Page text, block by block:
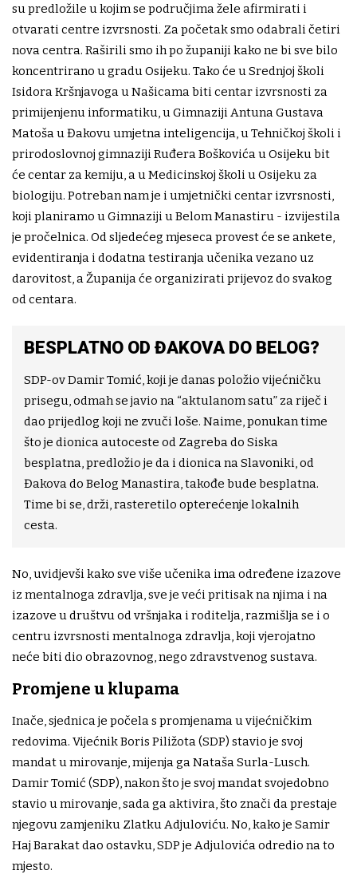
su predložile u kojim se područjima žele afirmirati i
otvarati centre izvrsnosti. Za početak smo odabrali četiri
nova centra. Raširili smo ih po županiji kako ne bi sve bilo
koncentrirano u gradu Osijeku. Tako će u Srednjoj školi
Isidora Kršnjavoga u Našicama biti centar izvrsnosti za
primijenjenu informatiku, u Gimnaziji Antuna Gustava
Matoša u Đakovu umjetna inteligencija, u Tehničkoj školi i
prirodoslovnoj gimnaziji Ruđera Boškovića u Osijeku bit
će centar za kemiju, a u Medicinskoj školi u Osijeku za
biologiju. Potreban nam je i umjetnički centar izvrsnosti,
koji planiramo u Gimnaziji u Belom Manastiru - izvijestila
je pročelnica. Od sljedećeg mjeseca provest će se ankete,
evidentiranja i dodatna testiranja učenika vezano uz
darovitost, a Županija će organizirati prijevoz do svakog
od centara.
BESPLATNO OD ĐAKOVA DO BELOG?
SDP-ov Damir Tomić, koji je danas položio vijećničku
prisegu, odmah se javio na “aktulanom satu” za riječ i
dao prijedlog koji ne zvuči loše. Naime, ponukan time
što je dionica autoceste od Zagreba do Siska
besplatna, predložio je da i dionica na Slavoniki, od
Đakova do Belog Manastira, takođe bude besplatna.
Time bi se, drži, rasteretilo opterećenje lokalnih
cesta.
No, uvidjevši kako sve više učenika ima određene izazove
iz mentalnoga zdravlja, sve je veći pritisak na njima i na
izazove u društvu od vršnjaka i roditelja, razmišlja se i o
centru izvrsnosti mentalnoga zdravlja, koji vjerojatno
neće biti dio obrazovnog, nego zdravstvenog sustava.
Promjene u klupama
Inače, sjednica je počela s promjenama u vijećničkim
redovima. Vijećnik Boris Piližota (SDP) stavio je svoj
mandat u mirovanje, mijenja ga Nataša Surla-Lusch.
Damir Tomić (SDP), nakon što je svoj mandat svojedobno
stavio u mirovanje, sada ga aktivira, što znači da prestaje
njegovu zamjeniku Zlatku Adjuloviću. No, kako je Samir
Haj Barakat dao ostavku, SDP je Adjulovića odredio na to
mjesto.